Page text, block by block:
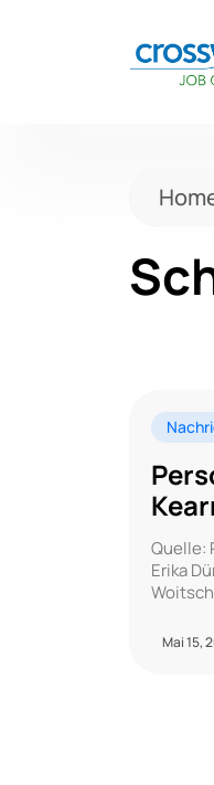
Quelle:
Erika
Mai 15,